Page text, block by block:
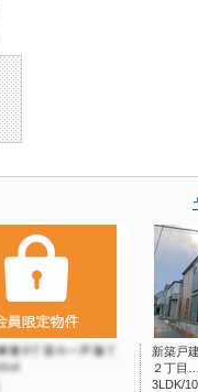
新築戸
２丁目…
3LDK/